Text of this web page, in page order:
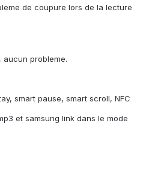
de coupure lors de la lecture
aucun probleme.
smart pause, smart scroll, NFC
et samsung link dans le mode